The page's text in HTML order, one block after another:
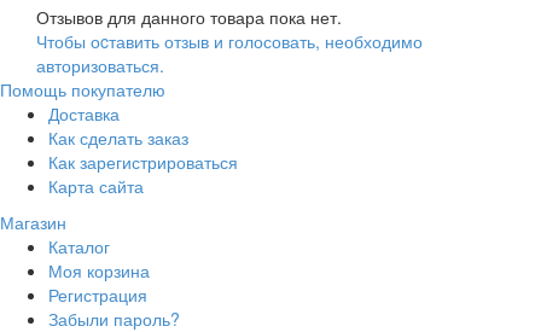
Отзывов для данного товара пока нет.
Чтобы оcтавить отзыв и голосовать, необходимо
авторизоваться.
Помощь покупателю
Доставка
Как сделать заказ
Как зарегистрироваться
Карта сайта
Магазин
Каталог
Моя корзина
Регистрация
Забыли пароль?